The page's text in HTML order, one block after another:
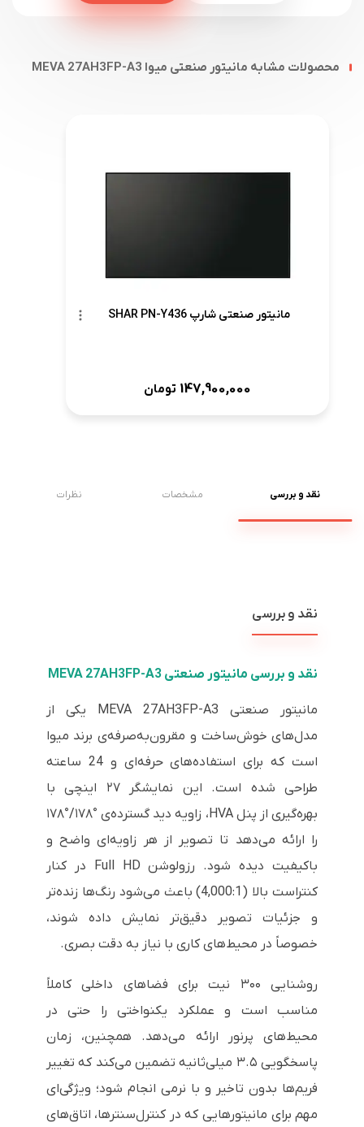
محصولات مشابه مانیتور صنعتی میوا MEVA 27AH3FP-A3
مانیتور صنعتی شارپ SHAR PN-Y436
147,900,000 تومان
نقد و بررسی مشخصات نظرات
نقد و بررسی
نقد و بررسی مانیتور صنعتی MEVA 27AH3FP-A3
مانیتور صنعتی MEVA 27AH3FP-A3 یکی از
مدل‌های خوش‌ساخت و مقرون‌به‌صرفه‌ی برند میوا
است که برای استفاده‌های حرفه‌ای و 24 ساعته
طراحی شده است. این نمایشگر ۲۷ اینچی با
بهره‌گیری از پنل HVA، زاویه دید گسترده‌ی °۱۷۸/°۱۷۸
را ارائه می‌دهد تا تصویر از هر زاویه‌ای واضح و
باکیفیت دیده شود. رزولوشن Full HD در کنار
کنتراست بالا (4,000:1) باعث می‌شود رنگ‌ها زنده‌تر
و جزئیات تصویر دقیق‌تر نمایش داده شوند،
خصوصاً در محیط‌های کاری با نیاز به دقت بصری.
روشنایی ۳۰۰ نیت برای فضاهای داخلی کاملاً
مناسب است و عملکرد یکنواختی را حتی در
محیط‌های پرنور ارائه می‌دهد. همچنین، زمان
پاسخگویی ۳.۵ میلی‌ثانیه تضمین می‌کند که تغییر
فریم‌ها بدون تاخیر و با نرمی انجام شود؛ ویژگی‌ای
مهم برای مانیتورهایی که در کنترل‌سنترها، اتاق‌های